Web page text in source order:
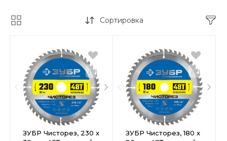
Сортировка
ЗУБР Чисторез, 230 x
ЗУБР Чисторез, 180 x